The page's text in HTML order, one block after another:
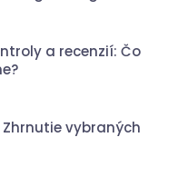
a recenzií: Čo
vybraných